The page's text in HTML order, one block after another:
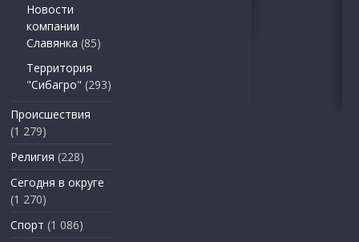
Новости
компании
Славянка (85)
Территория
"Сибагро" (293)
Происшествия
(1 279)
Религия (228)
Сегодня в округе
(1 270)
Спорт (1 086)